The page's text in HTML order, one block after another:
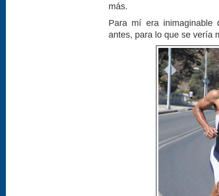
más.
Para mí era inimaginable
antes, para lo que se vería